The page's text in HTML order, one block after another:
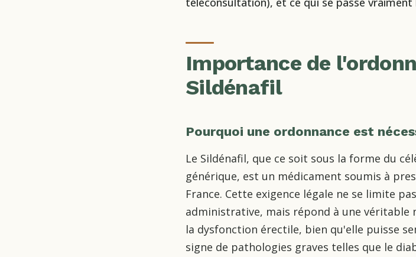
Importance de
Sildénafil
Pourquoi une ordonnance est
Le Sildénafil, que ce soit sous la forme du
générique, est un médicament soumis à
France. Cette exigence légale ne se limite
administrative, mais répond à une véritable
la dysfonction érectile, bien qu'elle puisse
signe de pathologies graves telles que le